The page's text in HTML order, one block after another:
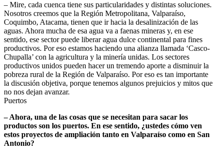
– Mire, cada cuenca tiene sus particularidades y distintas soluciones.
Nosotros creemos que la Región Metropolitana, Valparaíso,
Coquimbo, Atacama, tienen que ir hacia la desalinización de las
aguas. Ahora mucha de esa agua va a faenas mineras y, en ese
sentido, ese sector puede liberar agua dulce continental para fines
productivos. Por eso estamos haciendo una alianza llamada ‘Casco-
Chupalla’ con la agricultura y la minería unidas. Los sectores
productivos unidos pueden hacer un tremendo aporte a disminuir la
pobreza rural de la Región de Valparaíso. Por eso es tan importante
la discusión objetiva, porque tenemos algunos prejuicios y mitos que
no nos dejan avanzar.
Puertos
– Ahora, una de las cosas que se necesitan para sacar los
productos son los puertos. En ese sentido, ¿ustedes cómo ven
estos proyectos de ampliación tanto en Valparaíso como en San
Antonio?